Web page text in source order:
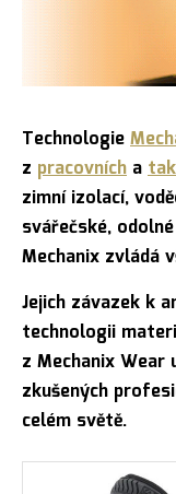
Technologie
z pracovních a
zimní izolací,
svářečské,
Mechanix zvládá
Jejich závazek k
technologii
z Mechanix
zkušených
celém světě.